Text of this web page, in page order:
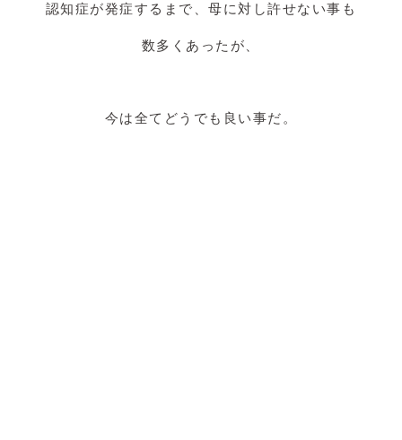
認知症が発症するまで、母に対し許せない事も
数多くあったが、
今は全てどうでも良い事だ。